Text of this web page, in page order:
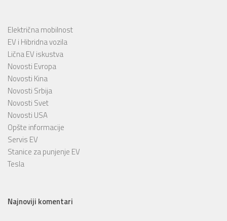
Električna mobilnost
EV i Hibridna vozila
Lična EV iskustva
Novosti Evropa
Novosti Kina
Novosti Srbija
Novosti Svet
Novosti USA
Opšte informacije
Servis EV
Stanice za punjenje EV
Tesla
Najnoviji komentari